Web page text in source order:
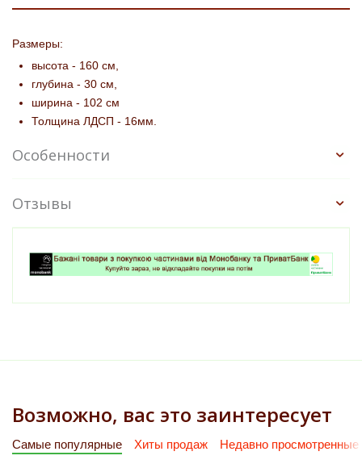
Размеры:
высота - 160 см,
глубина - 30 см,
ширина - 102 см
Толщина ЛДСП - 16мм.
Особенности
Отзывы
Возможно, вас это заинтересует
Самые популярные Хиты продаж Недавно просмотренные